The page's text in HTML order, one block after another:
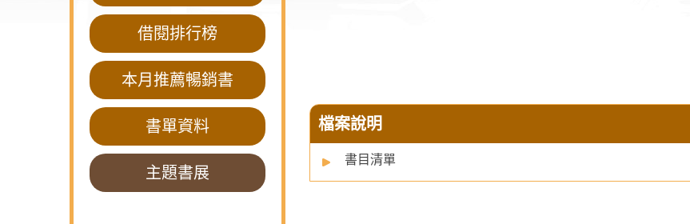
借閱排行榜
本月推薦暢銷書
書單資料
主題書展
檔案說明
書目清單